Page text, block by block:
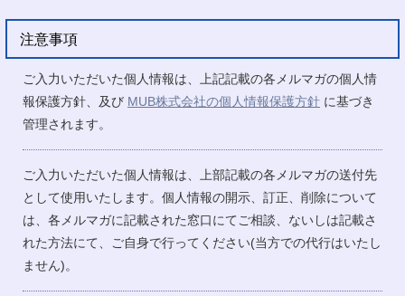
注意事項
ご入力いただいた個人情報は、上記記載の各メルマガの個人情
報保護方針、及び MUB株式会社の個人情報保護方針 に基づき
管理されます。
ご入力いただいた個人情報は、上部記載の各メルマガの送付先
として使用いたします。個人情報の開示、訂正、削除について
は、各メルマガに記載された窓口にてご相談、ないしは記載さ
れた方法にて、ご自身で行ってください(当方での代行はいたし
ません)。